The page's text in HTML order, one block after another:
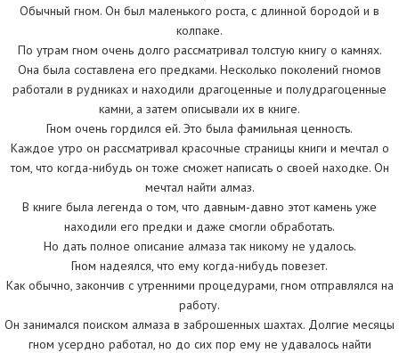
Обычный гном. Он был маленького роста, с длинной бородой и в
колпаке.
По утрам гном очень долго рассматривал толстую книгу о камнях.
Она была составлена его предками. Несколько поколений гномов
работали в рудниках и находили драгоценные и полудрагоценные
камни, а затем описывали их в книге.
Гном очень гордился ей. Это была фамильная ценность.
Каждое утро он рассматривал красочные страницы книги и мечтал о
том, что когда-нибудь он тоже сможет написать о своей находке. Он
мечтал найти алмаз.
В книге была легенда о том, что давным-давно этот камень уже
находили его предки и даже смогли обработать.
Но дать полное описание алмаза так никому не удалось.
Гном надеялся, что ему когда-нибудь повезет.
Как обычно, закончив с утренними процедурами, гном отправлялся на
работу.
Он занимался поиском алмаза в заброшенных шахтах. Долгие месяцы
гном усердно работал, но до сих пор ему не удавалось найти